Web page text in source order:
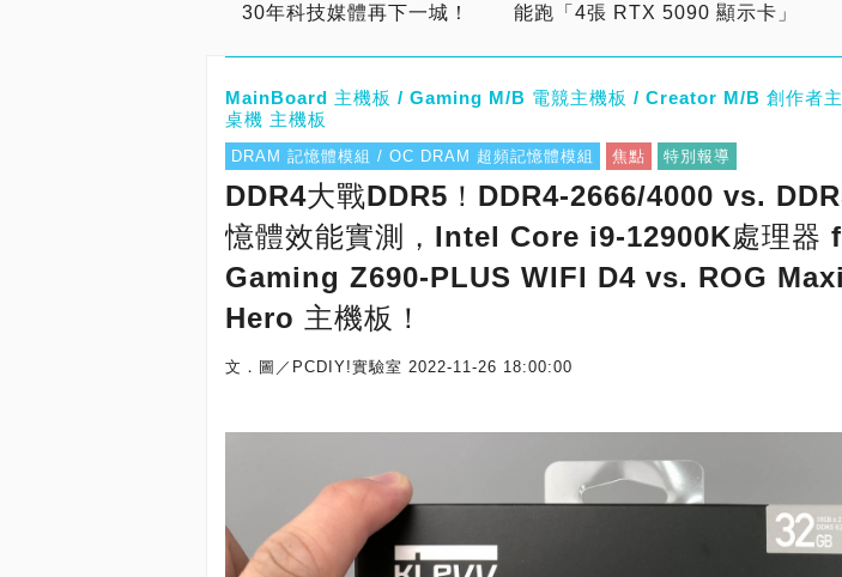
30年科技媒體再下一城！
能跑「4張 RTX 5090 顯示卡」
MainBoard 主機板 / Gaming M/B 電競主機板 / Creator M/B 創作者
桌機 主機板
DRAM 記憶體模組 / OC DRAM 超頻記憶體模組 焦點 特別報導
DDR4大戰DDR5！DDR4-2666/4000 vs.
憶體效能實測，Intel Core i9-12900K處理器
Gaming Z690-PLUS WIFI D4 vs. ROG
Hero 主機板！
文．圖／PCDIY!實驗室 2022-11-26 18:00:00